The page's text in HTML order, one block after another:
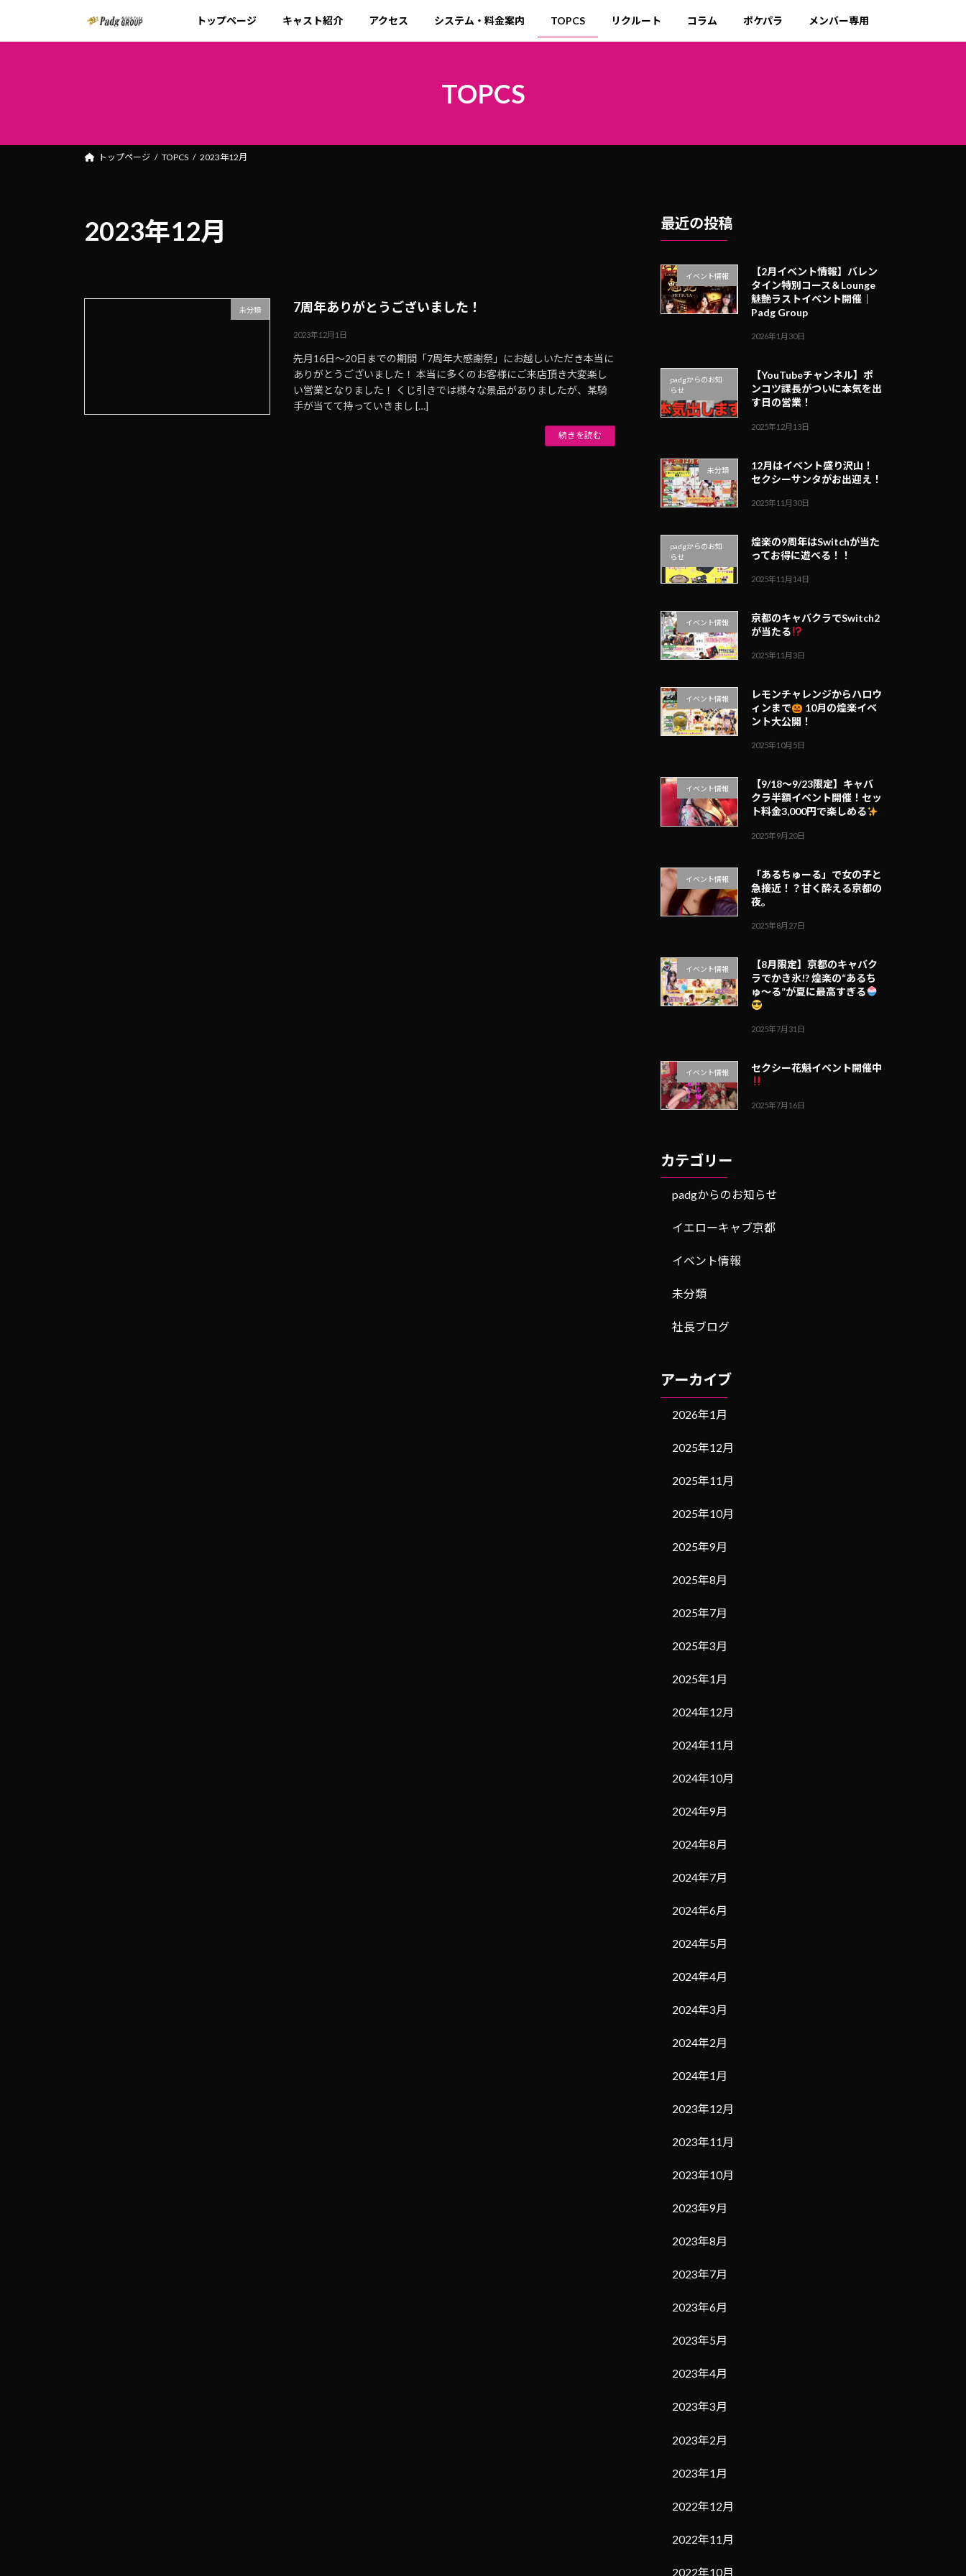
テ
ゲ
トップページ キャスト紹介 アクセス システム・料金案内 TOPCS リクルート コラム ポケパラ メンバー専用
TOPCS
トップページ TOPCS 2023年12月
2023年12月
未分類 7周年ありがとうございました！
2023年12月1日
先月16日〜20日までの期間「7周年大感謝祭」にお越しいただき本当に
ありがとうございました！ 本当に多くのお客様にご来店頂き大変楽し
い営業となりました！ くじ引きでは様々な景品がありましたが、某騎
手が当てて持っていきまし […]
続きを読む
最近の投稿
イベント情報
【2月イベント情報】バレン
タイン特別コース＆Lounge
魅艶ラストイベント開催｜
Padg Group
2026年1月30日
padgからのお知
らせ
【YouTubeチャンネル】ポ
ンコツ課長がついに本気を出
す日の営業！
2025年12月13日
未分類
12月はイベント盛り沢山！
セクシーサンタがお出迎え！
2025年11月30日
padgからのお知
らせ
煌楽の9周年はSwitchが当た
ってお得に遊べる！！
2025年11月14日
イベント情報
京都のキャバクラでSwitch2
が当たる
2025年11月3日
イベント情報
レモンチャレンジからハロウ
ィンまで
10月の煌楽イベ
ント大公開！
2025年10月5日
イベント情報
【9/18～9/23限定】キャバ
クラ半額イベント開催！セッ
ト料金3,000円で楽しめる
2025年9月20日
イベント情報
「あるちゅーる」で女の子と
急接近！？甘く酔える京都の
夜。
2025年8月27日
イベント情報
【8月限定】京都のキャバク
ラでかき氷!? 煌楽の“あるち
ゅ〜る”が夏に最高すぎる
2025年7月31日
イベント情報 セクシー花魁イベント開催中
2025年7月16日
カテゴリー
padgからのお知らせ
イエローキャブ京都
イベント情報
未分類
社長ブログ
アーカイブ
2026年1月
2025年12月
2025年11月
2025年10月
2025年9月
2025年8月
2025年7月
2025年3月
2025年1月
2024年12月
2024年11月
2024年10月
2024年9月
2024年8月
2024年7月
2024年6月
2024年5月
2024年4月
2024年3月
2024年2月
2024年1月
2023年12月
2023年11月
2023年10月
2023年9月
2023年8月
2023年7月
2023年6月
2023年5月
2023年4月
2023年3月
2023年2月
2023年1月
2022年12月
2022年11月
2022年10月